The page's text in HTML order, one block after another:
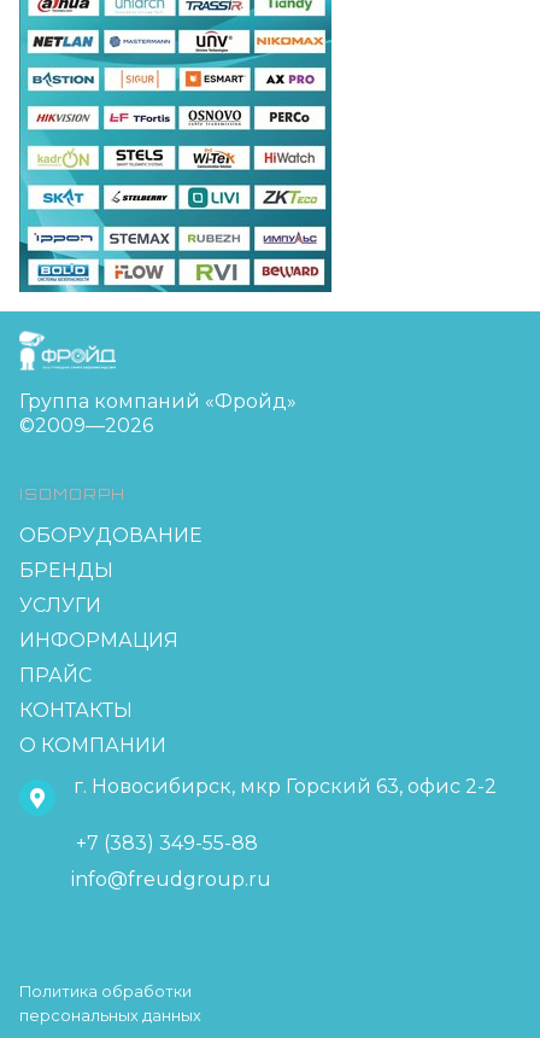
FreudGroup
Группа компаний «Фройд»
©2009—2026
ISOMORPH
ОБОРУДОВАНИЕ
БРЕНДЫ
УСЛУГИ
ИНФОРМАЦИЯ
ПРАЙС
КОНТАКТЫ
О КОМПАНИИ
г. Новосибирск, мкр Горский 63, офис 2-2
+7 (383) 349-55-88
info@freudgroup.ru
Политика обработки
персональных данных